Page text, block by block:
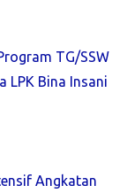
TG/SSW
LPK Bina Insani
Angkatan